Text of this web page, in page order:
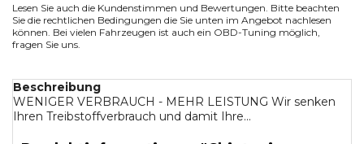
Lesen Sie auch die Kundenstimmen und Bewertungen. Bitte beachten
Sie die rechtlichen Bedingungen die Sie unten im Angebot nachlesen
können. Bei vielen Fahrzeugen ist auch ein OBD-Tuning möglich,
fragen Sie uns.
Beschreibung
WENIGER VERBRAUCH - MEHR LEISTUNG Wir senken
Ihren Treibstoffverbrauch und damit Ihre...